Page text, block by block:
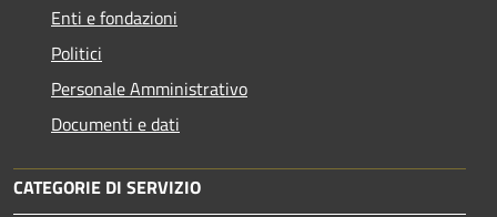
Enti e fondazioni
Politici
Personale Amministrativo
Documenti e dati
CATEGORIE DI SERVIZIO